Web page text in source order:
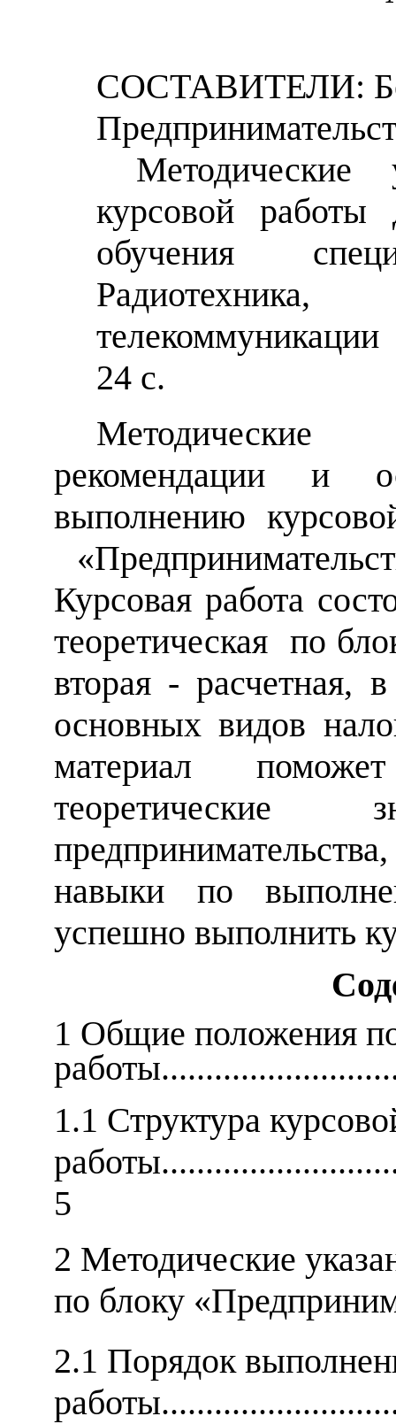
СОСТАВИТЕЛИ:
Методические
курсовой работы
обучения
24 с.
рекомендации и
выполнению
Курсовая работа
теоретическая по
вторая - расчетная,
основных видов
материал
навыки по
успешно выполнить
1 Общие положения
1.1 Структура
5
2 Методические
по блоку
2.1 Порядок